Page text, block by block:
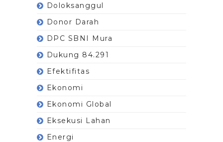
Doloksanggul
Donor Darah
DPC SBNI Mura
Dukung 84.291
Efektifitas
Ekonomi
Ekonomi Global
Eksekusi Lahan
Energi